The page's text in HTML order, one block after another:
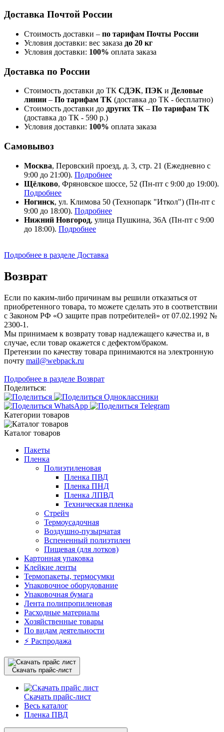
Доставка Почтой России
Стоимость доставки – по тарифам Почты России
Условия доставки: вес заказа до 20 кг
Условия доставки: 100% оплата заказа
Доставка по России
Стоимость доставки до ТК СДЭК, ПЭК и Деловые
линии – По тарифам ТК (доставка до ТК - бесплатно)
Стоимость доставки до других ТК – По тарифам ТК
(доставка до ТК - 590 р.)
Условия доставки: 100% оплата заказа
Самовывоз
Москва, Перовский проезд, д. 3, стр. 21 (Ежедневно с
9:00 до 21:00). Подробнее
Щёлково, Фряновское шоссе, 52 (Пн-пт с 9:00 до 19:00).
Подробнее
Ногинск, ул. Климова 50 (​Технопарк "Иткол") (Пн-пт с
9:00 до 18:00). Подробнее
Нижний Новгород, улица Пушкина, 36А (Пн-пт с 9:00
до 18:00). Подробнее
Подробнее в разделе Доставка
Возврат
Если по каким-либо причинам вы решили отказаться от
приобретенного товара, то можете сделать это в соответствии
с Законом РФ «О защите прав потребителей» от 07.02.1992 №
2300-1.
Мы принимаем к возврату товар надлежащего качества и, в
случае, если товар окажется с дефектом/браком.
Претензии по качеству товара принимаются на электронную
почту mail@webpack.ru
Подробнее в разделе Возврат
Поделиться:
Категории товаров
Каталог товаров
Пакеты
Пленка
Полиэтиленовая
Пленка ПВД
Пленка ПНД
Пленка ЛПВД
Техническая пленка
Стрейч
Термоусадочная
Воздушно-пузырчатая
Вспененный полиэтилен
Пищевая (для лотков)
Картонная упаковка
Клейкие ленты
Термопакеты, термосумки
Упаковочное оборудование
Упаковочная бумага
Лента полипропиленовая
Расходные материалы
Хозяйственные товары
По видам деятельности
⚡️ Распродажа
Скачать прайс-лист
Скачать прайс-лист
Весь каталог
Пленка ПВД